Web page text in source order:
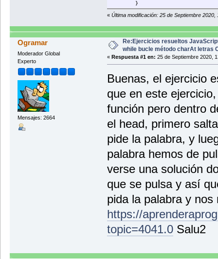
}
</script>
</head>
<body>
<h2
</body>
</html>
« Última modificación: 25 de Septiembre 2020,
Ogramar
Moderador Global
Experto
Mensajes: 2664
Re:Ejercicios resueltos
while bucle método charAt letras
« Respuesta #1 en: 25 de Septiembre 2020,
Buenas, el ejercicio
que en este
función pero dentro
el head, primero
pide la palabra, y
palabra hemos de
verse una solución
que se pulsa y así
pida la palabra y
https://
topic=4041.0Salu2